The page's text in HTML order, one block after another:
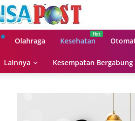
Olahraga Kesehatan
Lainnya Kesempatan